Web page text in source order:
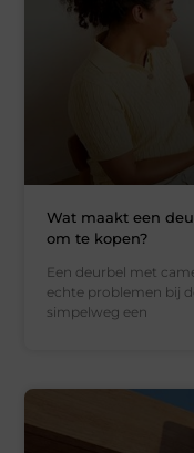
Wat maakt een
om te kopen?
Een deurbel met
echte problemen bij
simpelweg een